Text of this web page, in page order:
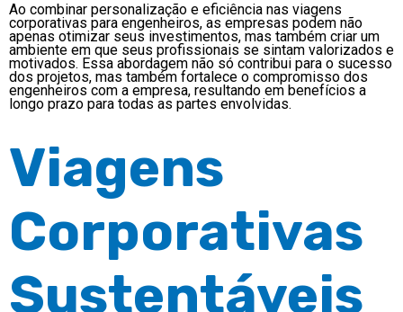
Ao combinar personalização e eficiência nas viagens
corporativas para engenheiros, as empresas podem não
apenas otimizar seus investimentos, mas também criar um
ambiente em que seus profissionais se sintam valorizados e
motivados. Essa abordagem não só contribui para o sucesso
dos projetos, mas também fortalece o compromisso dos
engenheiros com a empresa, resultando em benefícios a
longo prazo para todas as partes envolvidas.
Viagens
Corporativas
Sustentáveis